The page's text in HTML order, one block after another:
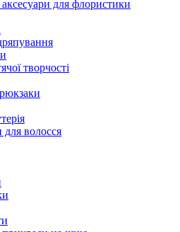
для флористики
творчості
волосся